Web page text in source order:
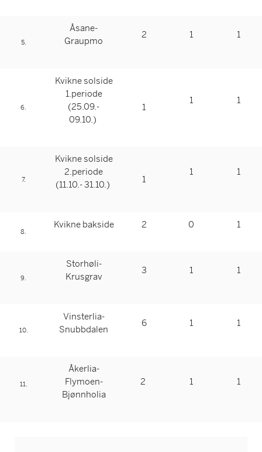
5.
Åsane-
Graupmo
2 1 1
6.
Kvikne solside
1.periode
(25.09.-
09.10.)
1
1 1
7.
Kvikne solside
2.periode
(11.10.- 31.10.)
1
1 1
8.
Kvikne bakside 2 0 1
9.
Storhøli-
Krusgrav
3 1 1
10.
Vinsterlia-
Snubbdalen
6 1 1
11.
Åkerlia-
Flymoen-
Bjønnholia
2 1 1